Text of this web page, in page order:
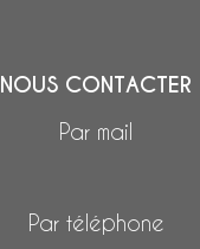
NOUS CONTACTER
Par mail
Par téléphone